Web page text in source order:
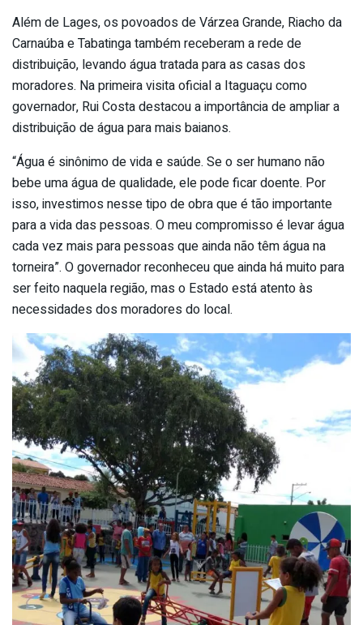
Além de Lages, os povoados de Várzea Grande, Riacho da
Carnaúba e Tabatinga também receberam a rede de
distribuição, levando água tratada para as casas dos
moradores. Na primeira visita oficial a Itaguaçu como
governador, Rui Costa destacou a importância de ampliar a
distribuição de água para mais baianos.
“Água é sinônimo de vida e saúde. Se o ser humano não
bebe uma água de qualidade, ele pode ficar doente. Por
isso, investimos nesse tipo de obra que é tão importante
para a vida das pessoas. O meu compromisso é levar água
cada vez mais para pessoas que ainda não têm água na
torneira”. O governador reconheceu que ainda há muito para
ser feito naquela região, mas o Estado está atento às
necessidades dos moradores do local.